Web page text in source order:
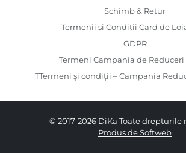
Schimb & Retur
Termenii si Conditii Card de
GDPR
Termeni Campania de
TTermeni și condiții – Campania
© 2017-2026 DiKa Toate drepturile
Produs de Softweb